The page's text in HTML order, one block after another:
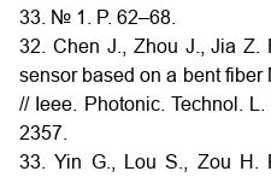
33. № 1. P. 62–68.
32. Chen J., Zhou J., Jia Z.
sensor based on a bent fiber
// Ieee. Photonic. Technol.
2357.
33. Yin G., Lou S., Zou H.